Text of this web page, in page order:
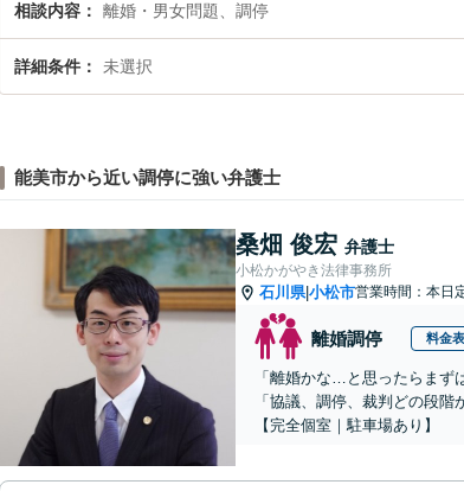
相談内容 離婚・男女問題、調停
詳細条件 未選択
能美市から近い調停に強い弁護士
桑畑 俊宏 弁護士
小松かがやき法律事務所
石川県|小松市営業時間：本日
離婚調停 料金
「離婚かな…と思ったらまず
「協議、調停、裁判どの段
【完全個室｜駐車場あり】